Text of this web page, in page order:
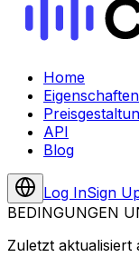
Home
Eigenschaften
API
Blog
Log InSign
BEDINGUNGEN
Zuletzt aktualisiert